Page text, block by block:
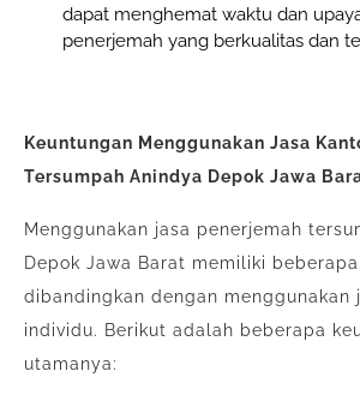
dapat menghemat waktu dan
penerjemah yang berkualitas dan
Keuntungan Menggunakan Jasa
Tersumpah Anindya Depok Jawa
Menggunakan jasa penerjemah
Depok Jawa Barat memiliki
dibandingkan dengan menggunakan
individu. Berikut adalah beberapa
utamanya: